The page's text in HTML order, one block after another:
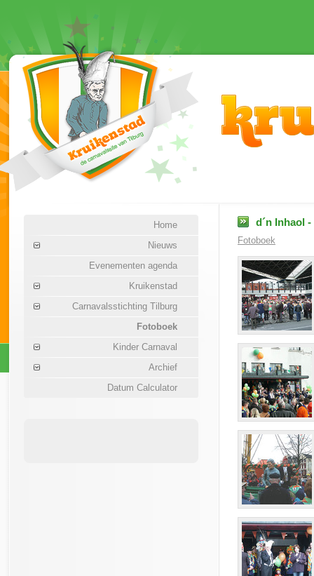
Home
Nieuws
Evenementen agenda
Kruikenstad
Carnavalsstichting Tilburg
Fotoboek
Kinder Carnaval
Archief
Datum Calculator
d´n Inhaol -
Fotoboek